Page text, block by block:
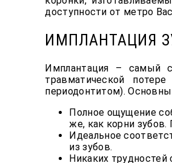
доступности от метро
ИМПЛАНТАЦИЯ
Имплантация – самый
травматической
периодонтитом).
Полное ощущение
же, как корни
Идеальное
из зубов.
Никаких